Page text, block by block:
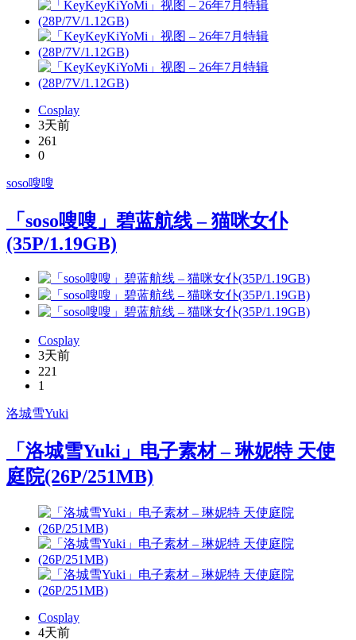
Cosplay
3天前
261
0
soso嗖嗖
「soso嗖嗖」碧蓝航线 – 猫咪女仆
(35P/1.19GB)
Cosplay
3天前
221
1
洛城雪Yuki
「洛城雪Yuki」电子素材 – 琳妮特 天使
庭院(26P/251MB)
Cosplay
4天前